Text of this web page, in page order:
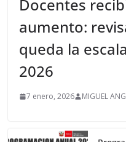
Docentes
aumento:
queda la
2026
7 enero, 2026 MIGUEL